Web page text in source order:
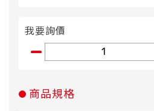
我要詢價
商品規格